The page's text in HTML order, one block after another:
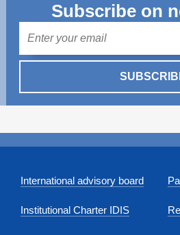
Subscribe on
International advisory board
Institutional Charter IDIS